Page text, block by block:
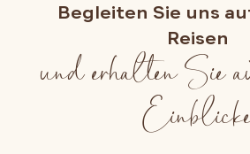
Begleiten Sie uns
Reisen
und erhalten Sie